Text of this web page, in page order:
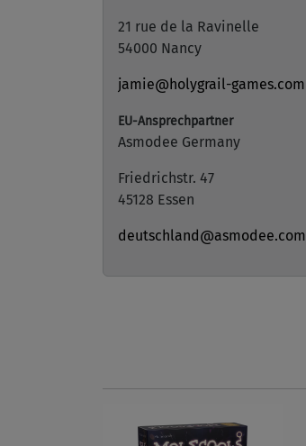
21 rue de la Ravinelle
54000 Nancy
jamie@holygrail-games.com
EU-Ansprechpartner
Asmodee Germany
Friedrichstr. 47
45128 Essen
deutschland@asmodee.com